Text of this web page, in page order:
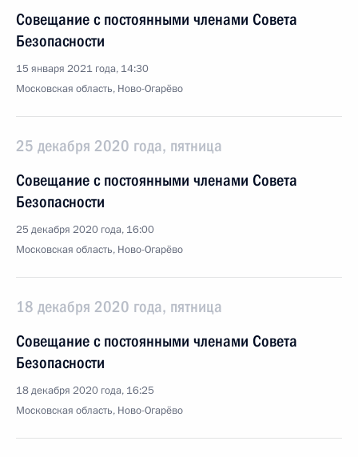
Совещание с постоянными членами Совета
Безопасности
15 января 2021 года, 14:30
Московская область, Ново-Огарёво
25 декабря 2020 года, пятница
Совещание с постоянными членами Совета
Безопасности
25 декабря 2020 года, 16:00
Московская область, Ново-Огарёво
18 декабря 2020 года, пятница
Совещание с постоянными членами Совета
Безопасности
18 декабря 2020 года, 16:25
Московская область, Ново-Огарёво